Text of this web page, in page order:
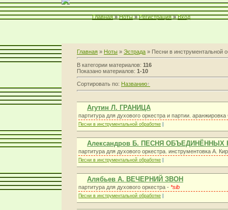
Главная » Ноты » Регистрация » Вход
Главная » Ноты » Эстрада » Песни в инструментальной
В категории материалов: 116
Показано материалов: 1-10
Сортировать по: Названию
Агутин Л. ГРАНИЦА
партитура для духового оркестра и партии.
Песни в инструментальной обработке
Александров Б. ПЕСНЯ ОБЪЕДИНЁННЫХ
партитура для духового оркестра. инструментовка А.
Песни в инструментальной обработке
Алябьев А. ВЕЧЕРНИЙ ЗВОН
партитура для духового оркестра - *sib
Песни в инструментальной обработке